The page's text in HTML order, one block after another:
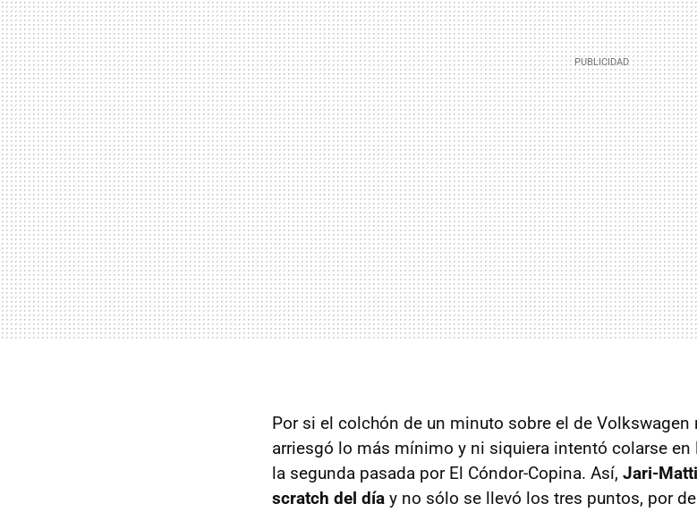
Por si el colchón de un minuto sobre el de Volkswagen
arriesgó lo más mínimo y ni siquiera intentó colarse en
la segunda pasada por El Cóndor-Copina. Así, Jari-
scratch del día y no sólo se llevó los tres puntos, por